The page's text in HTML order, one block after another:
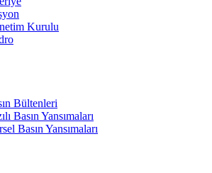
Kurulu
Bültenleri
Basın Yansımaları
Basın Yansımaları